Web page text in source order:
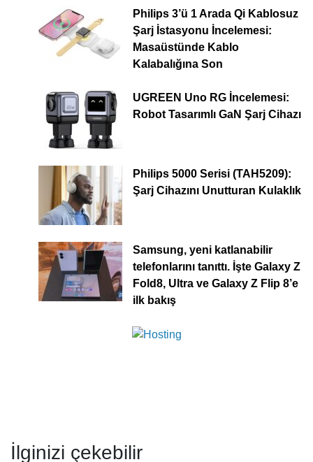
Philips 3’ü 1 Arada Qi Kablosuz
Şarj İstasyonu İncelemesi:
Masaüstünde Kablo
Kalabalığına Son
UGREEN Uno RG İncelemesi:
Robot Tasarımlı GaN Şarj Cihazı
Philips 5000 Serisi (TAH5209):
Şarj Cihazını Unutturan Kulaklık
Samsung, yeni katlanabilir
telefonlarını tanıttı. İşte Galaxy Z
Fold8, Ultra ve Galaxy Z Flip 8’e
ilk bakış
İlginizi çekebilir